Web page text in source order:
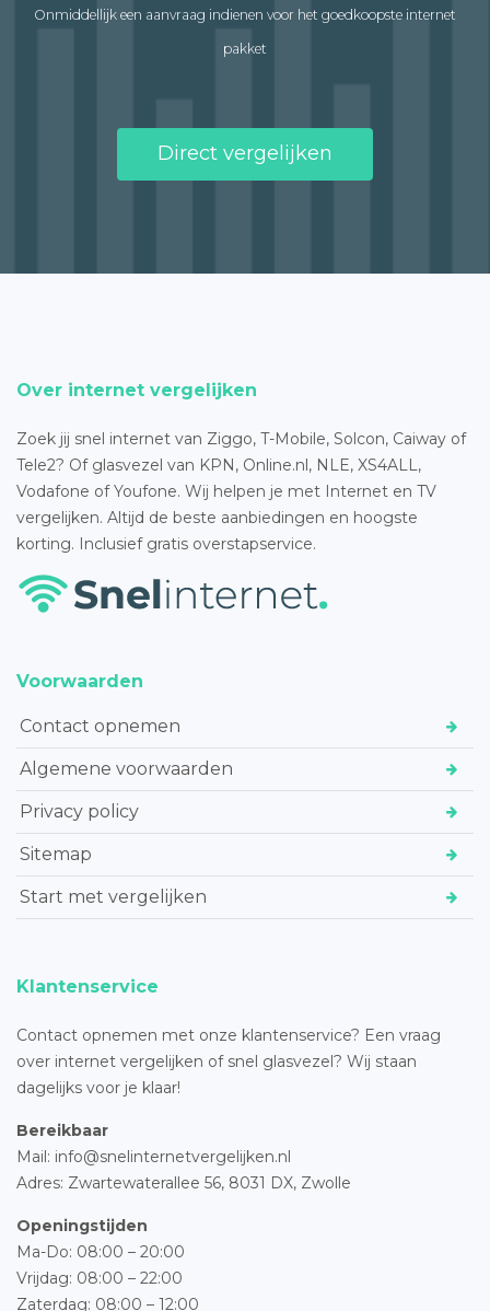
Onmiddellijk een aanvraag indienen voor het goedkoopste internet
pakket
Direct vergelijken
Over internet vergelijken
Zoek jij snel internet van Ziggo, T-Mobile, Solcon, Caiway of
Tele2? Of glasvezel van KPN, Online.nl, NLE, XS4ALL,
Vodafone of Youfone. Wij helpen je met Internet en TV
vergelijken. Altijd de beste aanbiedingen en hoogste
korting. Inclusief gratis overstapservice.
Voorwaarden
Contact opnemen
Algemene voorwaarden
Privacy policy
Sitemap
Start met vergelijken
Klantenservice
Contact opnemen met onze klantenservice? Een vraag
over internet vergelijken of snel glasvezel? Wij staan
dagelijks voor je klaar!
Bereikbaar
Mail: info@snelinternetvergelijken.nl
Adres: Zwartewaterallee 56, 8031 DX, Zwolle
Openingstijden
Ma-Do: 08:00 – 20:00
Vrijdag: 08:00 – 22:00
Zaterdag: 08:00 – 12:00